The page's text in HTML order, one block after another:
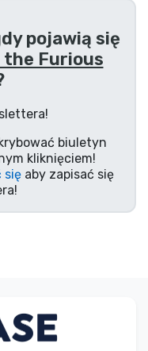
pojawią się
the Furious
biuletyn
kliknięciem!
się aby zapisać się